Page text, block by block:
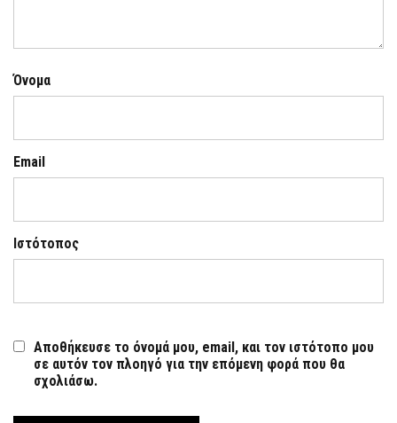
Όνομα
Email
Ιστότοπος
Αποθήκευσε το όνομά μου, email, και τον ιστότοπο μου
σε αυτόν τον πλοηγό για την επόμενη φορά που θα
σχολιάσω.